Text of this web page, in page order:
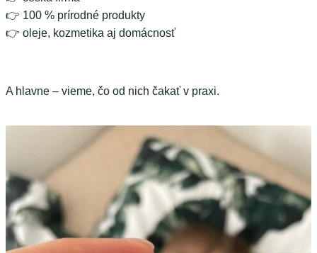
👉 100 % prírodné produkty
👉 oleje, kozmetika aj domácnosť
A hlavne – vieme, čo od nich čakať v praxi.